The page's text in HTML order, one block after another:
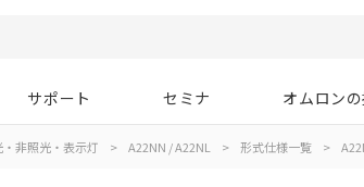
サポート セミナ オムロン
非照光・表示灯 > A22NN / A22NL > 形式仕様一覧 >